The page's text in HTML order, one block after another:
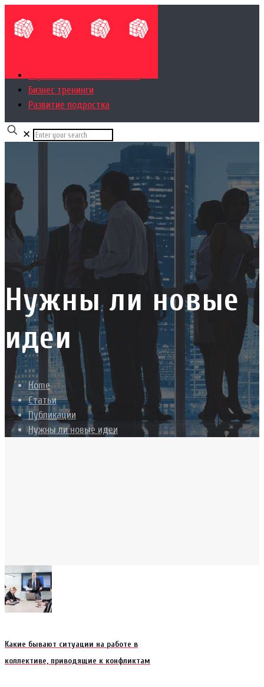
Бизнес тренинги
Развитие подростка
✕
Нужны ли новые
идеи
Home
Статьи
Публикации
Нужны ли новые идеи
Какие бывают ситуации на работе в
коллективе, приводящие к конфликтам